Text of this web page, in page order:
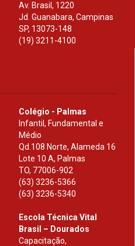
Av. Brasil, 1220
Jd. Guanabara, Campinas
SP, 13073-148
(19) 3211-4100
Colégio - Palmas
Infantil, Fundamental e
Médio
Qd.108 Norte, Alameda 16
Lote 10 A, Palmas
TO, 77006-902
(63) 3236-5366
(63) 3236-5340
Escola Técnica Vital
Brasil – Dourados
Capacitação,